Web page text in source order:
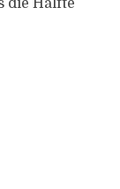
die Hälfte